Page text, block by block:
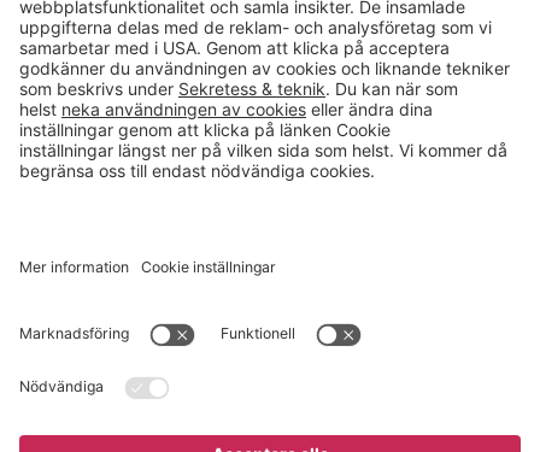
info@gerdmans.se
0433-740 80
Kundservice öppettider
Vardagar 07.30-17.00
© 2026 Gerdmans Inredningar AB Alla priser är exklusive moms.
Cookie inställningar